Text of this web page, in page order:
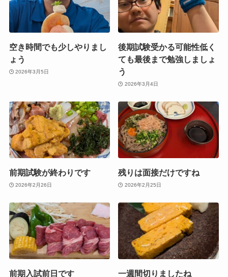
空き時間でも少しやりまし
ょう
2026年3月5日
後期試験受かる可能性低く
ても最後まで勉強しましょ
う
2026年3月4日
前期試験が終わりです
2026年2月26日
残りは面接だけですね
2026年2月25日
前期入試前日です 一週間切りましたね